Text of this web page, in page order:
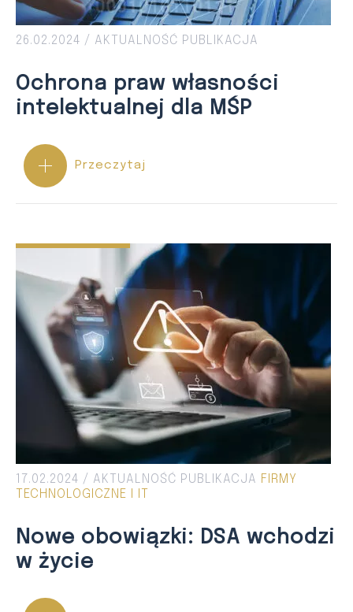
26.02.2024 / AKTUALNOŚĆ PUBLIKACJA
Ochrona praw własności
intelektualnej dla MŚP
Przeczytaj
17.02.2024 / AKTUALNOŚĆ PUBLIKACJA FIRMY
TECHNOLOGICZNE I IT
Nowe obowiązki: DSA wchodzi
w życie